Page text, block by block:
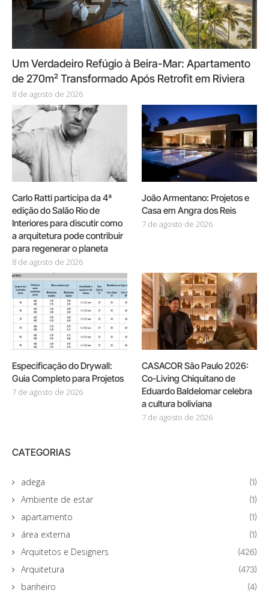
Um Verdadeiro Refúgio à Beira-Mar: Apartamento
de 270m² Transformado Após Retrofit em Riviera
8 de agosto de 2026
Carlo Ratti participa da 4ª
edição do Salão Rio de
Interiores para discutir como
a arquitetura pode contribuir
para regenerar o planeta
8 de agosto de 2026
João Armentano: Projetos e
Casa em Angra dos Reis
7 de agosto de 2026
Especificação do Drywall:
Guia Completo para Projetos
7 de agosto de 2026
CASACOR São Paulo 2026:
Co-Living Chiquitano de
Eduardo Baldelomar celebra
a cultura boliviana
7 de agosto de 2026
CATEGORIAS
adega (1)
Ambiente de estar (1)
apartamento (1)
área externa (1)
Arquitetos e Designers (426)
Arquitetura (473)
banheiro (4)